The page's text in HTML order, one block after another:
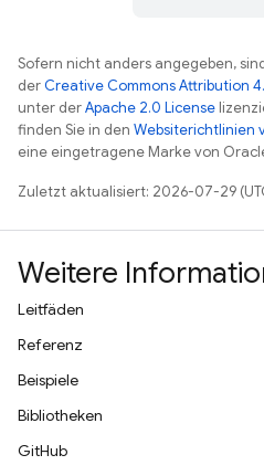
Sofern nicht anders angegeben,
derCreative Commons Attribution
unter derApache 2.0 License
finden Sie in den Websiterichtlinien
eine eingetragene Marke von
Zuletzt aktualisiert: 2026-07-29
Weitere
Leitfäden
Referenz
Beispiele
Bibliotheken
GitHub